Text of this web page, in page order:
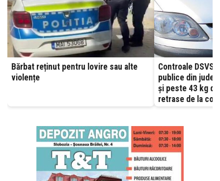
Bărbat reținut pentru lovire sau alte
violențe
Controale
publice din
și peste 43 kg
retrase de la